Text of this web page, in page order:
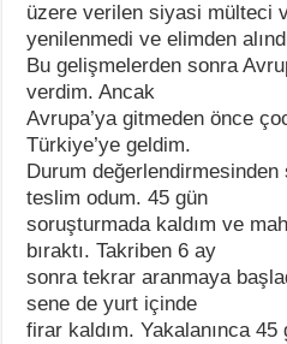
üzere verilen siyasi mülteci
yenilenmedi ve elimden
Bu gelişmelerden sonra
verdim. Ancak
Avrupa’ya gitmeden önce
Türkiye’ye geldim.
Durum
teslim odum. 45 gün
soruşturmada kaldım ve
bıraktı. Takriben 6 ay
sonra tekrar aranmaya
sene de yurt içinde
firar kaldım. Yakalanınca